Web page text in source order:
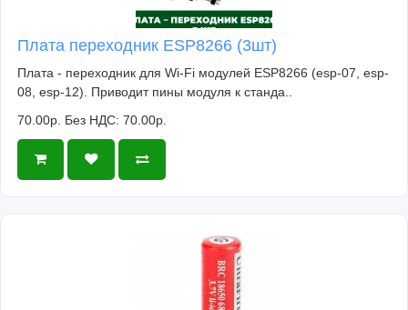
Плата переходник ESP8266 (3шт)
Плата - переходник для Wi-Fi модулей ESP8266 (esp-07, esp-
08, esp-12). Приводит пины модуля к станда..
70.00р. Без НДС: 70.00р.